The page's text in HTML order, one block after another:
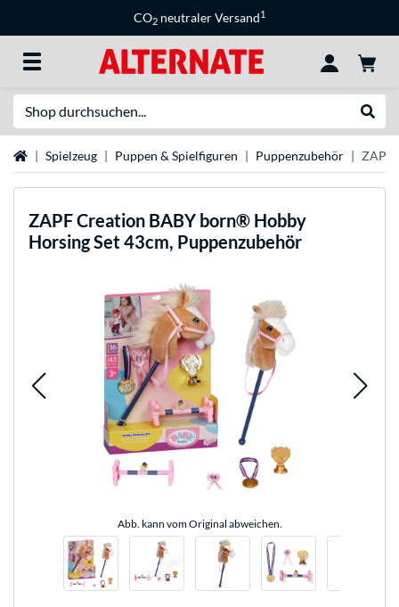
CO2 neutraler Versand1
StartseiteSpielzeug Puppen & Spielfiguren Puppenzubehör ZAPF
ZAPF Creation BABY born® Hobby
Horsing Set 43cm, Puppenzubehör
Abb. kann vom Original abweichen.